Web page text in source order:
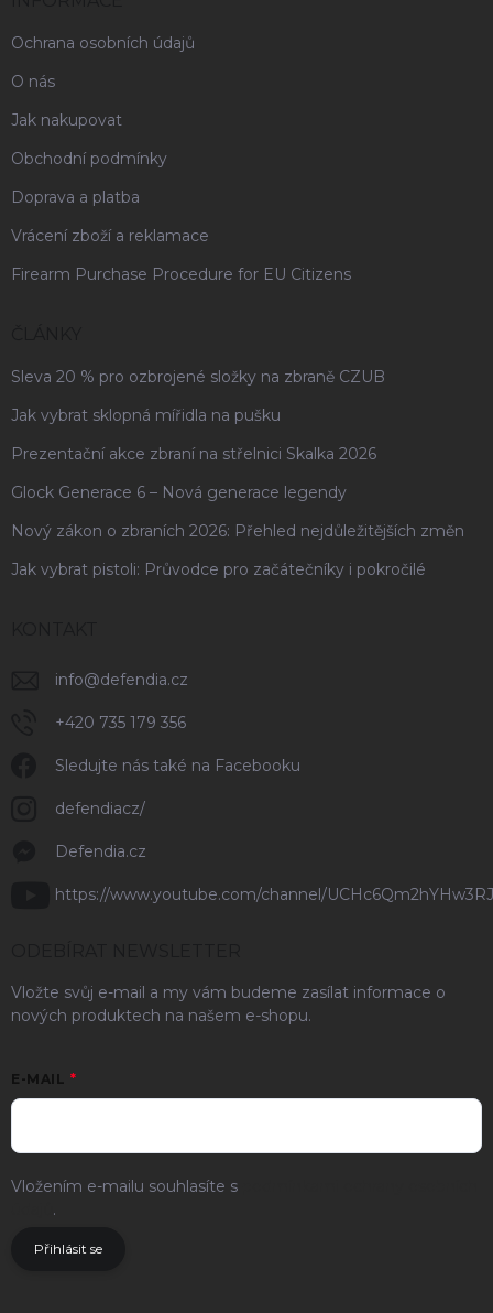
Ochrana osobních údajů
O nás
Jak nakupovat
Obchodní podmínky
Doprava a platba
Vrácení zboží a reklamace
Firearm Purchase Procedure for EU Citizens
Sleva 20 % pro ozbrojené složky na zbraně CZUB
Jak vybrat sklopná mířidla na pušku
Prezentační akce zbraní na střelnici Skalka 2026
Glock Generace 6 – Nová generace legendy
Nový zákon o zbraních 2026: Přehled nejdůležitějších změn
Jak vybrat pistoli: Průvodce pro začátečníky i pokročilé
info@defendia.cz
+420 735 179 356
Sledujte nás také na Facebooku
defendiacz/
Defendia.cz
https://www.youtube.com/channel/
Vložte svůj e-mail a my vám budeme zasílat informace o
nových produktech na našem e-shopu.
E-MAIL
Vložením e-mailu souhlasíte s
.
Přihlásit se